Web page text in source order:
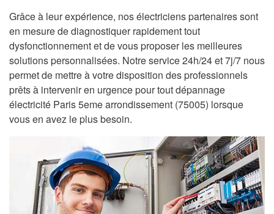
Grâce à leur expérience, nos électriciens partenaires sont
en mesure de diagnostiquer rapidement tout
dysfonctionnement et de vous proposer les meilleures
solutions personnalisées. Notre service 24h/24 et 7j/7 nous
permet de mettre à votre disposition des professionnels
prêts à intervenir en urgence pour tout dépannage
électricité Paris 5eme arrondissement (75005) lorsque
vous en avez le plus besoin.